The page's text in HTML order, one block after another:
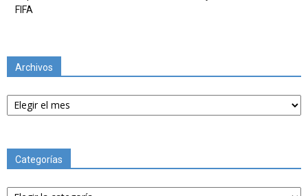
FIFA
Archivos
Archivos
Categorías
Categorías